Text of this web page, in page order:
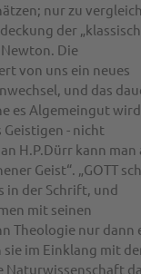
nur zu
der
Die
von uns ein neues
und das
es Algemeingut
- nicht
H.P.Dürr kann man
Geist“. „GOTT
in der Schrift, und
mit seinen
Theologie nur dann
im Einklang mit
Naturwissenschaft